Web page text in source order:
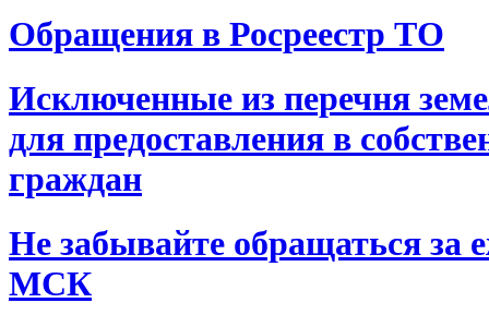
Обращения в Росреестр ТО
Исключенные из перечня
для предоставления в
граждан
Не забывайте обращаться за
МСК